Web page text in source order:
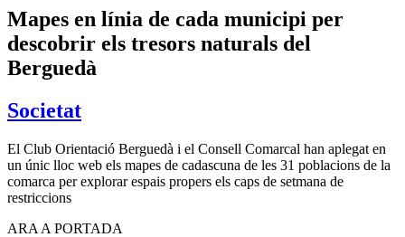
Mapes en línia de cada municipi per
descobrir els tresors naturals del
Berguedà
Societat
El Club Orientació Berguedà i el Consell Comarcal han aplegat en
un únic lloc web els mapes de cadascuna de les 31 poblacions de la
comarca per explorar espais propers els caps de setmana de
restriccions
ARA A PORTADA